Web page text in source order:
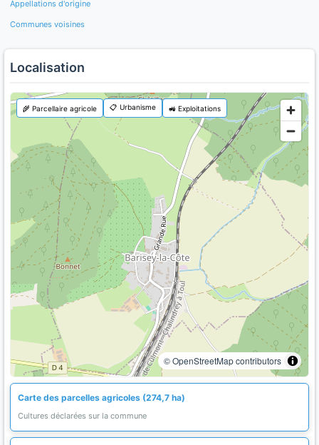
Appellations d'origine
Communes voisines
Localisation
© OpenStreetMap contributors
🌾 Parcellaire agricole 📋 Urbanisme 🚜 Exploitations
Carte des parcelles agricoles (274,7 ha)
Cultures déclarées sur la commune